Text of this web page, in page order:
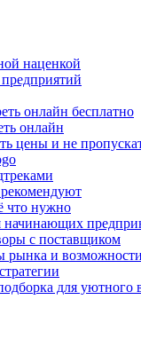
наценкой
онлайн бесплатно
онлайн
цены и не
что нужно
с поставщиком
рынка и возможности
для уютного